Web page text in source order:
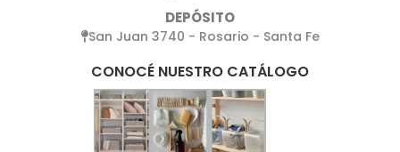
DEPÓSITO
San Juan 3740 - Rosario - Santa Fe
CONOCÉ NUESTRO CATÁLOGO